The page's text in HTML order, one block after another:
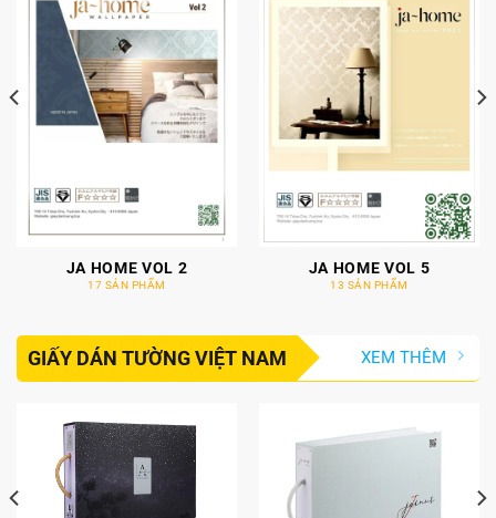
JA HOME VOL 2
17 SẢN PHẨM
JA HOME VOL 5
13 SẢN PHẨM
GIẤY DÁN TƯỜNG VIỆT NAM XEM THÊM